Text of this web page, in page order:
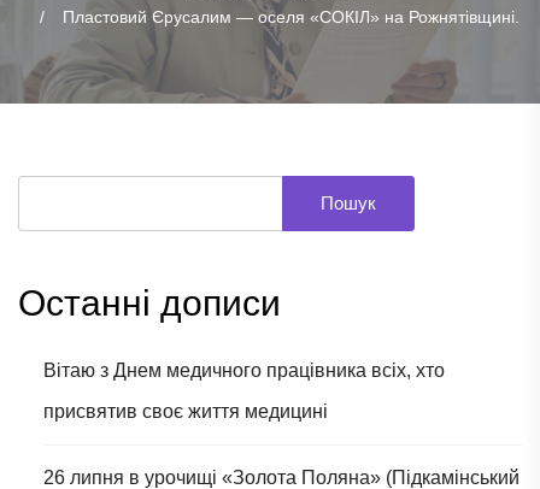
Пластовий Єрусалим — оселя «СОКІЛ» на Рожнятівщині.
Пошук
Останні дописи
Вітаю з Днем медичного працівника всіх, хто
присвятив своє життя медицині
26 липня в урочищі «Золота Поляна» (Підкамінський